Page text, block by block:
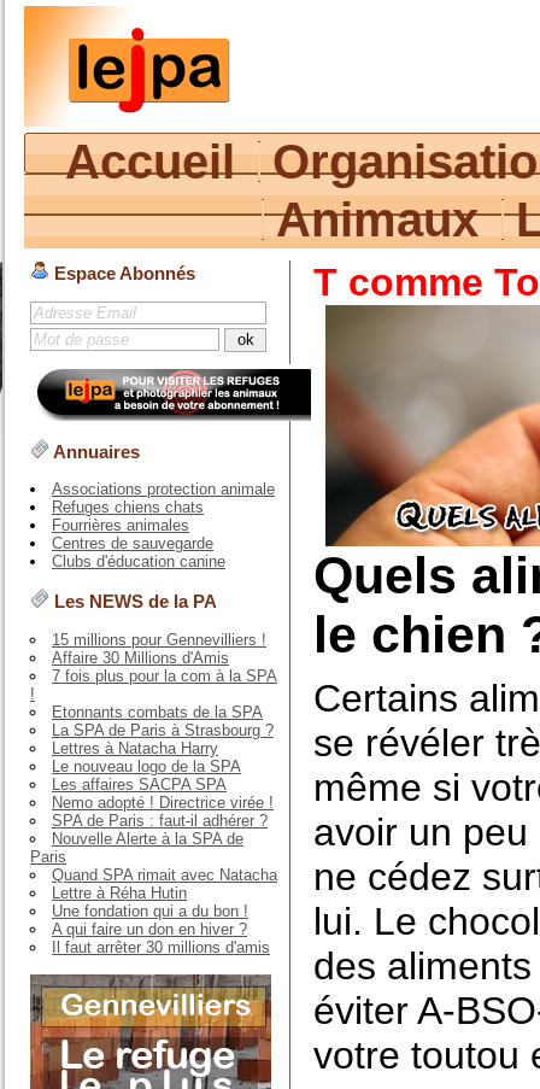
Accueil
Animaux
Espace Abonnés
Annuaires
Associations protection animale
Refuges chiens chats
Fourrières animales
Centres de sauvegarde
Clubs d'éducation canine
Les NEWS de la PA
15 millions pour Gennevilliers !
Affaire 30 Millions d'Amis
7 fois plus pour la com à la SPA
!
Etonnants combats de la SPA
La SPA de Paris à Strasbourg ?
Lettres à Natacha Harry
Le nouveau logo de la SPA
Les affaires SACPA SPA
Nemo adopté ! Directrice virée !
SPA de Paris : faut-il adhérer ?
Nouvelle Alerte à la SPA de
Paris
Quand SPA rimait avec Natacha
Lettre à Réha Hutin
Une fondation qui a du bon !
A qui faire un don en hiver ?
Il faut arrêter 30 millions d'amis
T comme
Quels
le chien
Certains
se révéler
même si
avoir un
ne cédez
lui. Le
des
éviter A-
votre toutou